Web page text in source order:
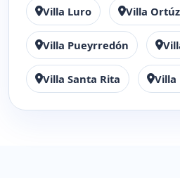
Villa Luro Villa
Villa Pueyrredón
Villa Santa Rita Villa